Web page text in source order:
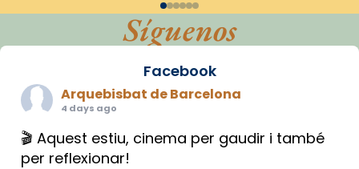
Síguenos
Facebook
Arquebisbat de Barcelona
4 days ago
🎬 Aquest estiu, cinema per gaudir i també
per reflexionar!